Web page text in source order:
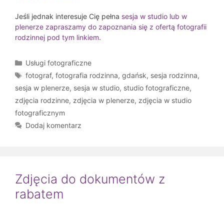
Jeśli jednak interesuje Cię pełna sesja w studio lub w
plenerze zapraszamy do zapoznania się z ofertą fotografii
rodzinnej pod tym linkiem.
Kategorie
Usługi fotograficzne
Tagi
fotograf,fotografia rodzinna,gdańsk, sesja rodzinna,
sesja w plenerze, sesja w studio, studio fotograficzne,
zdjęcia rodzinne, zdjęcia w plenerze, zdjęcia w studio
fotograficznym
Dodaj komentarz
Zdjęcia do dokumentów z
rabatem